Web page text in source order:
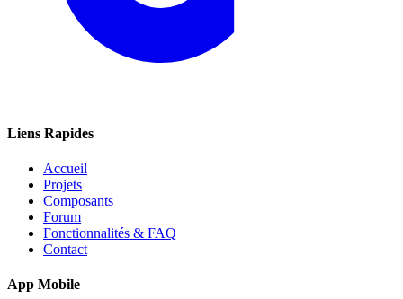
Liens Rapides
Accueil
Projets
Composants
Forum
Fonctionnalités & FAQ
Contact
App Mobile